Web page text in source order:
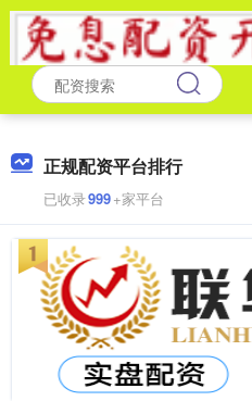
正规配资平台排行
已收录999+家平台